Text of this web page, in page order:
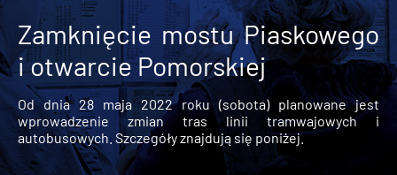
Zamknięcie mostu Piaskowego
i otwarcie Pomorskiej
Od dnia 28 maja 2022 roku (sobota) planowane jest
wprowadzenie zmian tras linii tramwajowych i
autobusowych. Szczegóły znajdują się poniżej.